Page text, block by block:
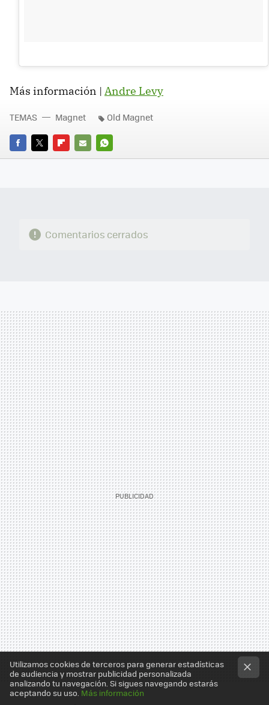
Más información | Andre Levy
FACEBOOK
TWITTERFLIPBOARD
E-
WHATSAPP
TEMAS Magnet Old Magnet
Comentarios cerrados
Utilizamos cookies de terceros para generar estadísticas
de audiencia y mostrar publicidad personalizada
analizando tu navegación. Si sigues navegando estarás
aceptando su uso. Más información